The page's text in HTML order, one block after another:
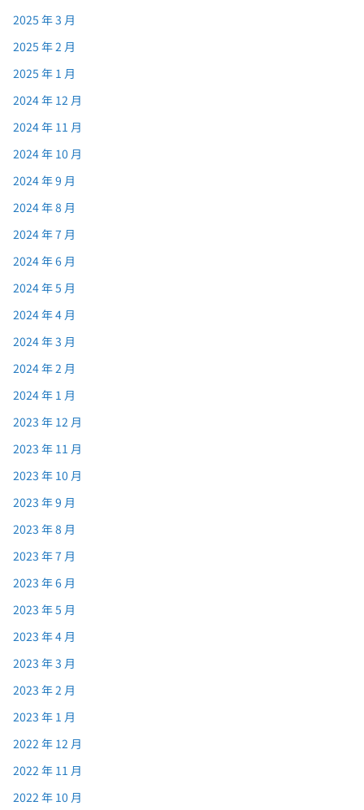
2025 年 3 月
2025 年 2 月
2025 年 1 月
2024 年 12 月
2024 年 11 月
2024 年 10 月
2024 年 9 月
2024 年 8 月
2024 年 7 月
2024 年 6 月
2024 年 5 月
2024 年 4 月
2024 年 3 月
2024 年 2 月
2024 年 1 月
2023 年 12 月
2023 年 11 月
2023 年 10 月
2023 年 9 月
2023 年 8 月
2023 年 7 月
2023 年 6 月
2023 年 5 月
2023 年 4 月
2023 年 3 月
2023 年 2 月
2023 年 1 月
2022 年 12 月
2022 年 11 月
2022 年 10 月